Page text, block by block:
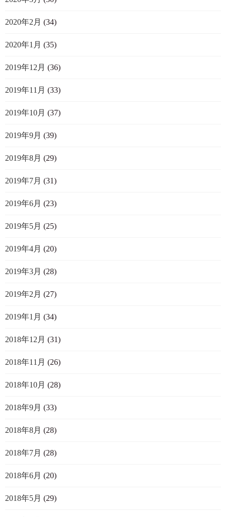
2020年2月 (34)
2020年1月 (35)
2019年12月 (36)
2019年11月 (33)
2019年10月 (37)
2019年9月 (39)
2019年8月 (29)
2019年7月 (31)
2019年6月 (23)
2019年5月 (25)
2019年4月 (20)
2019年3月 (28)
2019年2月 (27)
2019年1月 (34)
2018年12月 (31)
2018年11月 (26)
2018年10月 (28)
2018年9月 (33)
2018年8月 (28)
2018年7月 (28)
2018年6月 (20)
2018年5月 (29)